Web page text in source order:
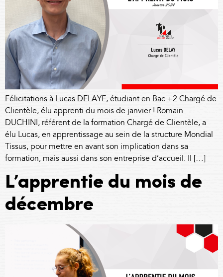
Félicitations à Lucas DELAYE, étudiant en Bac +2 Chargé de
Clientèle, élu apprenti du mois de janvier ! Romain
DUCHINI, référent de la formation Chargé de Clientèle, a
élu Lucas, en apprentissage au sein de la structure Mondial
Tissus, pour mettre en avant son implication dans sa
formation, mais aussi dans son entreprise d’accueil. Il […]
L’apprentie du mois de
décembre